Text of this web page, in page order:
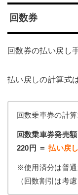
回数券
回数券の払い戻し
払い戻しの計算式
回数乗車券の計
回数乗車券発売
220円 ＝払い戻
※使用済分は普通
（回数割引は考